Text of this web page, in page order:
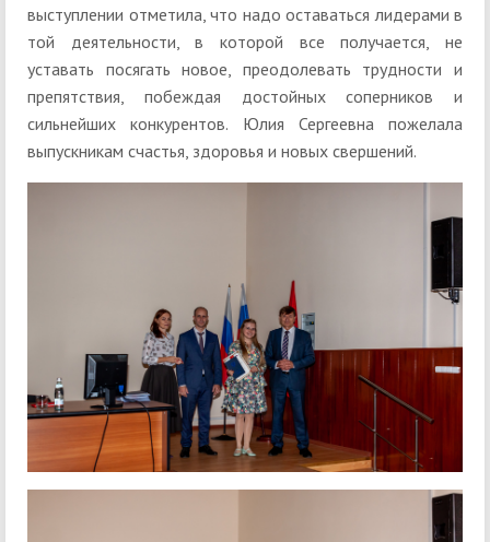
выступлении отметила, что надо оставаться лидерами в
той деятельности, в которой все получается, не
уставать посягать новое, преодолевать трудности и
препятствия, побеждая достойных соперников и
сильнейших конкурентов. Юлия Сергеевна пожелала
выпускникам счастья, здоровья и новых свершений.